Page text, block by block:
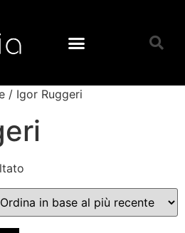
/ Igor Ruggeri